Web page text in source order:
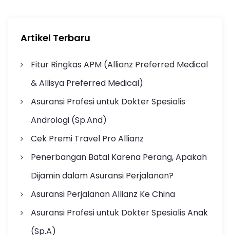
Artikel Terbaru
Fitur Ringkas APM (Allianz Preferred Medical
& Allisya Preferred Medical)
Asuransi Profesi untuk Dokter Spesialis
Andrologi (Sp.And)
Cek Premi Travel Pro Allianz
Penerbangan Batal Karena Perang, Apakah
Dijamin dalam Asuransi Perjalanan?
Asuransi Perjalanan Allianz Ke China
Asuransi Profesi untuk Dokter Spesialis Anak
(Sp.A)